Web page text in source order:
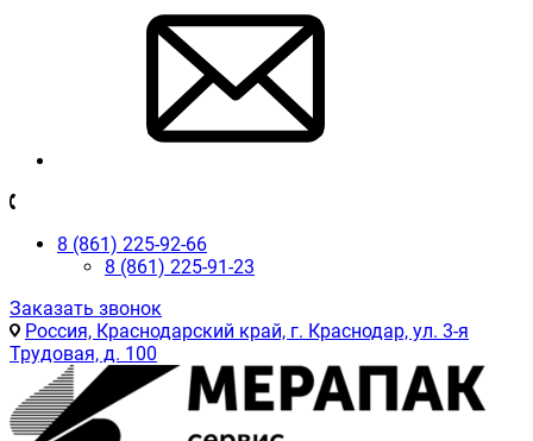
8 (861) 225-92-66
8 (861) 225-91-23
Заказать звонок
Россия, Краснодарский край, г. Краснодар, ул. 3-я
Трудовая, д. 100